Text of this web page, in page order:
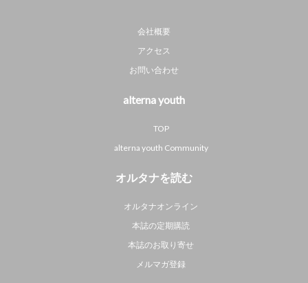
会社概要
アクセス
お問い合わせ
alterna youth
TOP
alterna youth Community
オルタナを読む
オルタナオンライン
本誌の定期購読
本誌のお取り寄せ
メルマガ登録